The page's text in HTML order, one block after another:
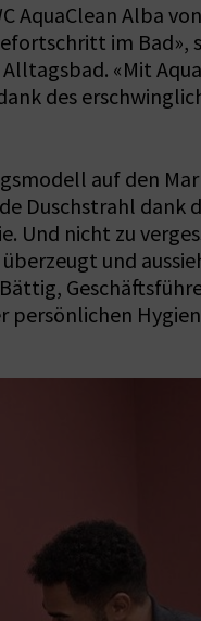
AquaClean Alba
im
«Mit
des
auf den
Duschstrahl
nicht zu
und